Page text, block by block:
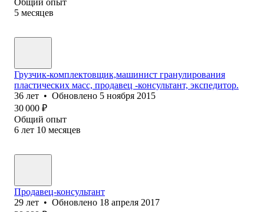
5 месяцев
Грузчик-комплектовщик,машинист гранулирования
пластических масс, продавец -консультант, экспедитор.
36 лет • Обновлено 5 ноября 2015
30 000 ₽
Общий опыт
6 лет 10 месяцев
Продавец-консультант
29 лет • Обновлено 18 апреля 2017